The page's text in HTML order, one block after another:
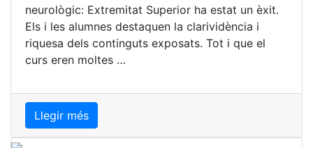
neurològic: Extremitat Superior ha estat un èxit.
Els i les alumnes destaquen la clarividència i
riquesa dels continguts exposats. Tot i que el
curs eren moltes …
Llegir més